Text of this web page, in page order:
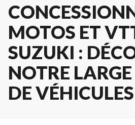
MOTOS ET
SUZUKI :
NOTRE
DE